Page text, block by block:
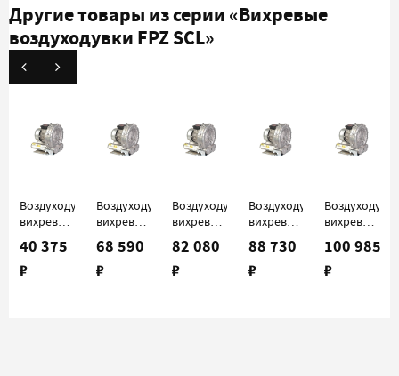
Другие товары из серии«Вихревые
воздуходувки FPZ SCL»
Воздуходувка
вихревая
FPZ SCL
06
40 375
₽
Воздуходувка
вихревая
FPZ SCL
K03-MS
68 590
₽
Воздуходувка
вихревая
FPZ SCL
K04-MS
82 080
₽
Воздуходувка
вихревая
FPZ SCL
K05-MS
88 730
₽
вихревая
FPZ SCL
K05-
MS030
100 985
₽